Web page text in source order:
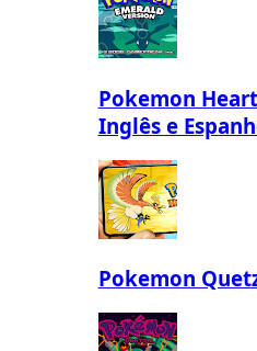
Pokemon
Inglês e
Pokemon